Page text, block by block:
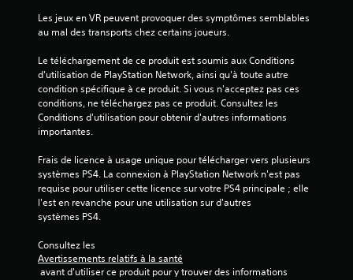
5
1
a
Les jeux en VR peuvent provoquer des symptômes semblables
au mal des transports chez certains joueurs.
Le téléchargement de ce produit est soumis aux Conditions
d'utilisation de PlayStation Network, ainsi qu'à toute autre
condition spécifique à ce produit. Si vous n'acceptez pas ces
conditions, ne téléchargez pas ce produit. Consultez les
Conditions d'utilisation pour obtenir d'autres informations
importantes.
Frais de licence à usage unique pour télécharger vers plusieurs
systèmes PS4. La connexion à PlayStation Network n'est pas
requise pour utiliser cette licence sur votre PS4 principale ; elle
l'est en revanche pour une utilisation sur d'autres
systèmes PS4.
Consultez les
Avertissements relatifs à la santé